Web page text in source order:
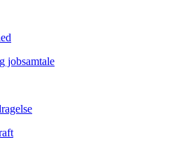
jobsamtale